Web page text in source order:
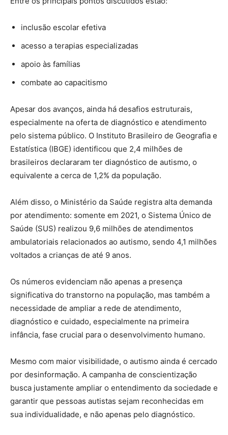
inclusão escolar efetiva
acesso a terapias especializadas
apoio às famílias
combate ao capacitismo
Apesar dos avanços, ainda há desafios estruturais,
especialmente na oferta de diagnóstico e atendimento
pelo sistema público. O Instituto Brasileiro de Geografia e
Estatística (IBGE) identificou que 2,4 milhões de
brasileiros declararam ter diagnóstico de autismo, o
equivalente a cerca de 1,2% da população.
Além disso, o Ministério da Saúde registra alta demanda
por atendimento: somente em 2021, o Sistema Único de
Saúde (SUS) realizou 9,6 milhões de atendimentos
ambulatoriais relacionados ao autismo, sendo 4,1 milhões
voltados a crianças de até 9 anos.
Os números evidenciam não apenas a presença
significativa do transtorno na população, mas também a
necessidade de ampliar a rede de atendimento,
diagnóstico e cuidado, especialmente na primeira
infância, fase crucial para o desenvolvimento humano.
Mesmo com maior visibilidade, o autismo ainda é cercado
por desinformação. A campanha de conscientização
busca justamente ampliar o entendimento da sociedade e
garantir que pessoas autistas sejam reconhecidas em
sua individualidade, e não apenas pelo diagnóstico.